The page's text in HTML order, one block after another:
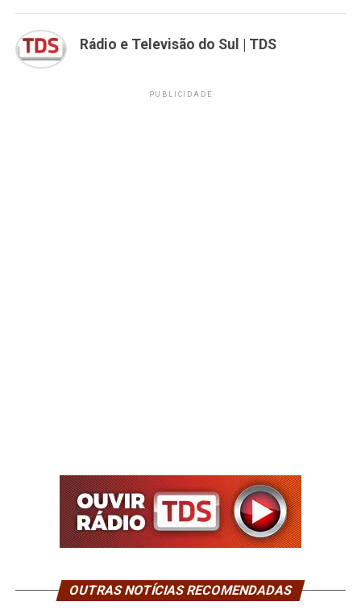
Rádio e Televisão do Sul | TDS
PUBLICIDADE
OUTRAS NOTÍCIAS RECOMENDADAS